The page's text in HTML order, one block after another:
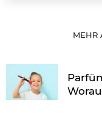
MEHR